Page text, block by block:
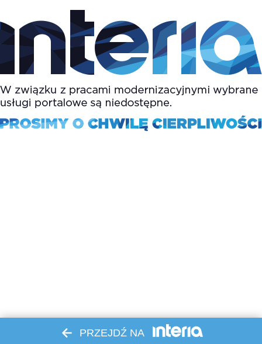
PRZEJDŹ NA